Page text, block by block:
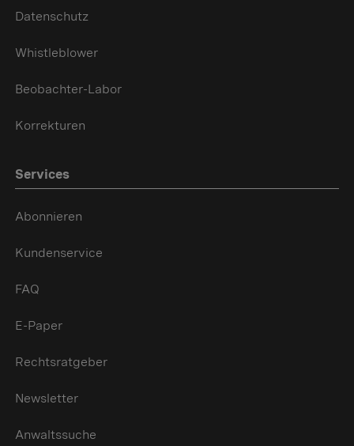
Datenschutz
Whistleblower
Beobachter-Labor
Korrekturen
Services
Abonnieren
Kundenservice
FAQ
E-Paper
Rechtsratgeber
Newsletter
Anwaltssuche